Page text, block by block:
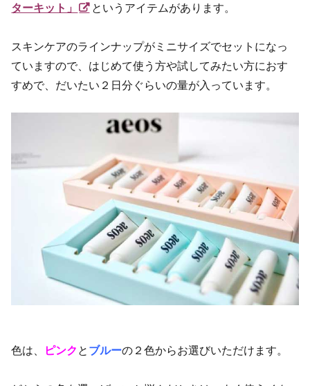
ターキット」
というアイテムがあります。
スキンケアのラインナップがミニサイズでセットになっ
ていますので、はじめて使う方や試してみたい方におす
すめで、だいたい２日分ぐらいの量が入っています。
色は、 ピンク と ブルーの２色からお選びいただけます。